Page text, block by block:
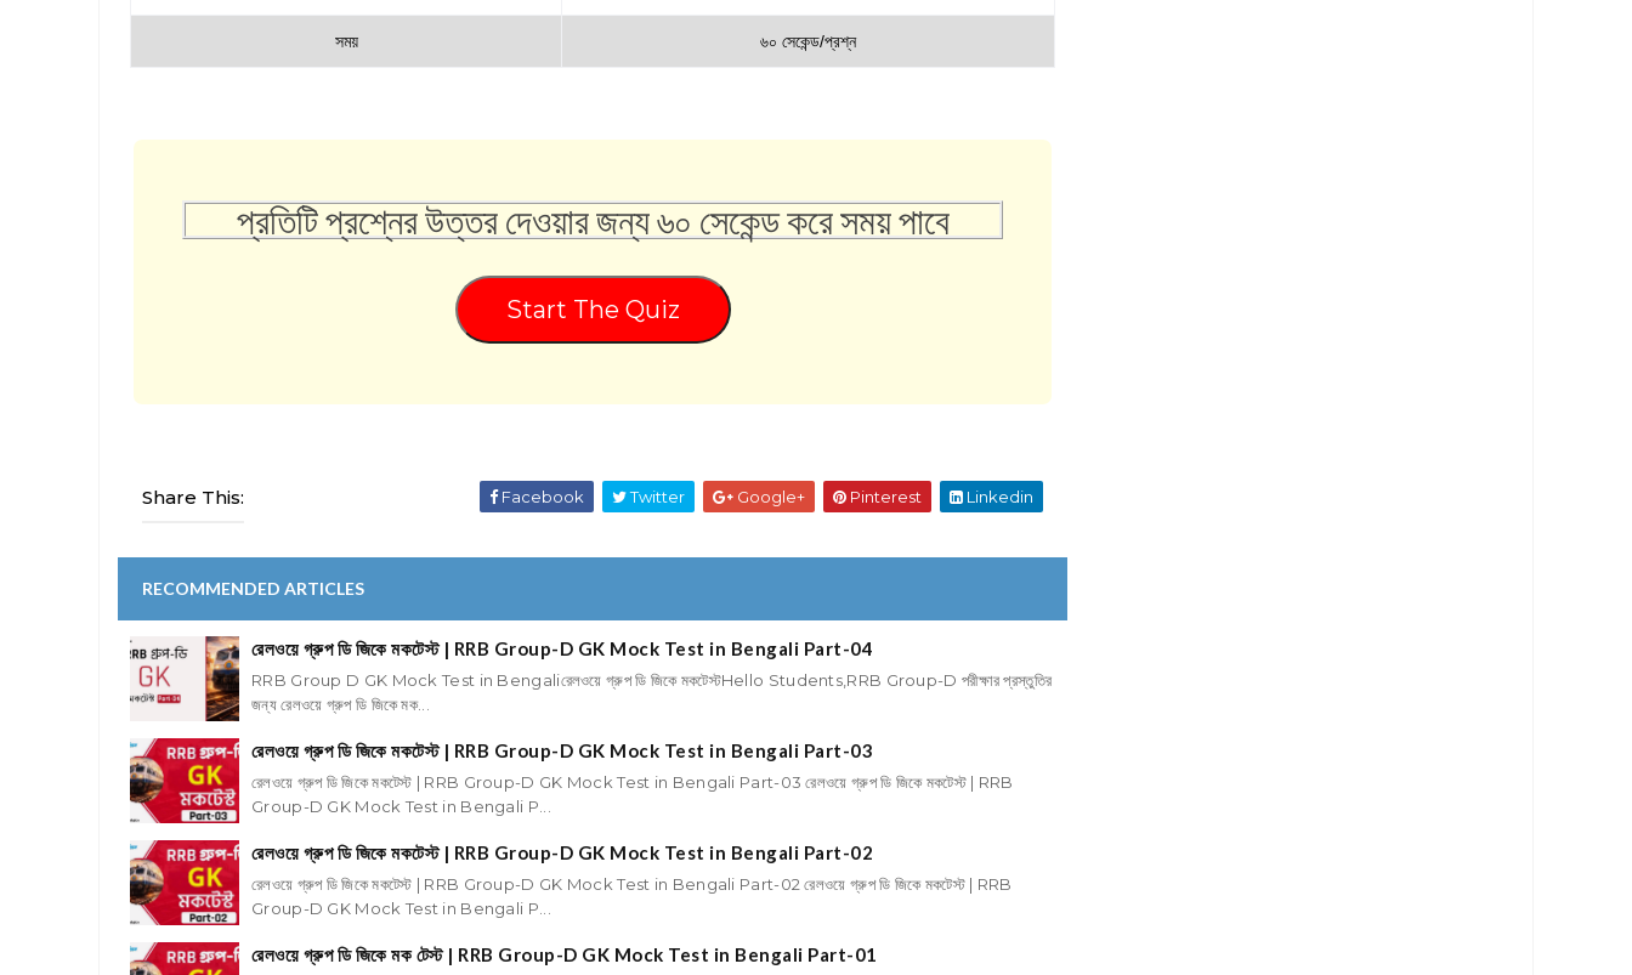
সময় ৬০ সেকেন্ড/প্রশ্ন
প্রতিটি প্রশ্নের উত্তর দেওয়ার জন্য ৬০ সেকেন্ড করে সময় পাবে
Start The Quiz
Share This: Facebook Twitter Google+ Pinterest Linkedin
RECOMMENDED ARTICLES
রেলওয়ে গ্রুপ ডি জিকে মকটেস্ট | RRB Group-D GK Mock Test in Bengali Part-04
RRB Group D GK Mock Test in Bengaliরেলওয়ে গ্রুপ ডি জিকে মকটেস্টHello Students,RRB Group-D পরীক্ষার প্রস্তুতির
জন্য রেলওয়ে গ্রুপ ডি জিকে মক...
রেলওয়ে গ্রুপ ডি জিকে মকটেস্ট | RRB Group-D GK Mock Test in Bengali Part-03
রেলওয়ে গ্রুপ ডি জিকে মকটেস্ট | RRB Group-D GK Mock Test in Bengali Part-03 রেলওয়ে গ্রুপ ডি জিকে মকটেস্ট | RRB
Group-D GK Mock Test in Bengali P...
রেলওয়ে গ্রুপ ডি জিকে মকটেস্ট | RRB Group-D GK Mock Test in Bengali Part-02
রেলওয়ে গ্রুপ ডি জিকে মকটেস্ট | RRB Group-D GK Mock Test in Bengali Part-02 রেলওয়ে গ্রুপ ডি জিকে মকটেস্ট | RRB
Group-D GK Mock Test in Bengali P...
রেলওয়ে গ্রুপ ডি জিকে মক টেস্ট | RRB Group-D GK Mock Test in Bengali Part-01